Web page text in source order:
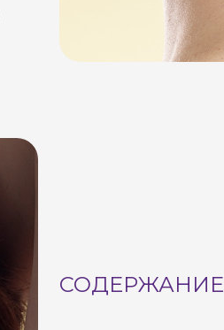
СОДЕРЖАНИЕ